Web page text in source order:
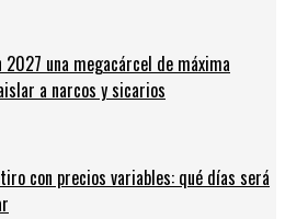
una megacárcel de máxima
a narcos y sicarios
con precios variables: qué días será